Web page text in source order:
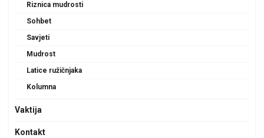
Riznica mudrosti
Sohbet
Savjeti
Mudrost
Latice ružičnjaka
Kolumna
Vaktija
Kontakt